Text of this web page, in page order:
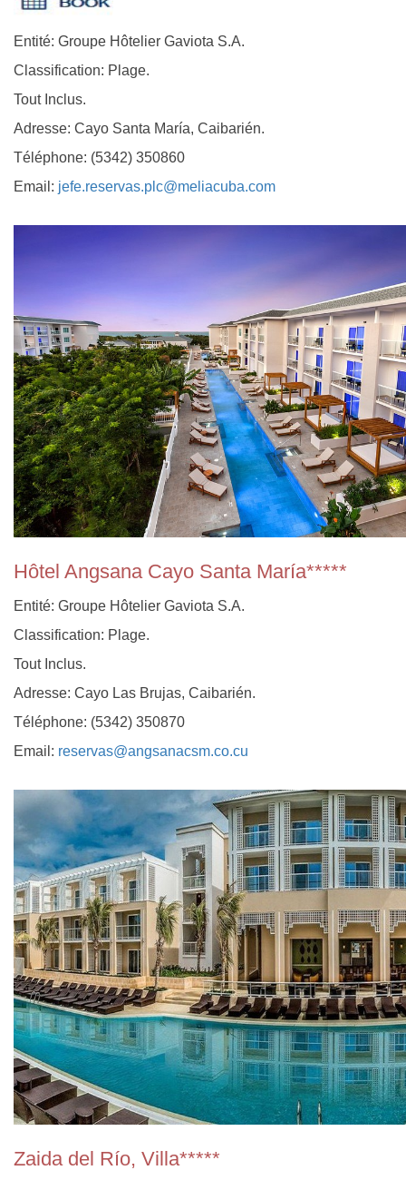
Entité: Groupe Hôtelier Gaviota S.A.
Classification: Plage.
Tout Inclus.
Adresse: Cayo Santa María, Caibarién.
Téléphone: (5342) 350860
Email: jefe.reservas.plc@meliacuba.com
Hôtel Angsana Cayo Santa María*****
Entité: Groupe Hôtelier Gaviota S.A.
Classification: Plage.
Tout Inclus.
Adresse: Cayo Las Brujas, Caibarién.
Téléphone: (5342) 350870
Email: reservas@angsanacsm.co.cu
Zaida del Río, Villa*****